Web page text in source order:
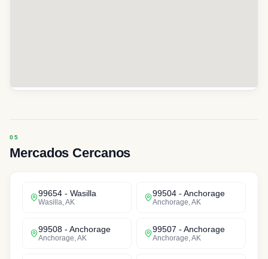
Mercados Cercanos
99654 - Wasilla
Wasilla AK
99504 - Anchorage
Anchorage AK
99508 - Anchorage
Anchorage AK
99507 - Anchorage
Anchorage AK